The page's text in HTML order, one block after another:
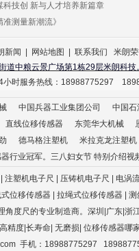
技创 新与人才培养新篇章
测量新潮流》
新闻 网站地图 联系我们 米朗
道中粮云景广场第1栋29层米朗科技。
时服务热线：18988775297
中国兵器工业集团公司 中国石
直线位移传感器 东莞华大机械
德马格注塑机 米拉克龙注塑机
行业冠军。三八妇女节 特别介绍视
注塑机电子尺 | 压铸机电子尺
| 电涡
位移传感器 | 拉绳式位移传感器 |
角度尺的专业制造商。深圳|广东|浙
精度|长寿命 无磨损 位移传感器哪
手机：18988775297